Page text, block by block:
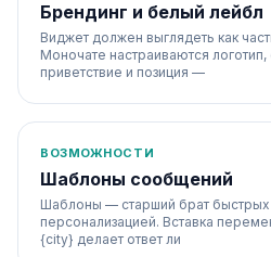
Брендинг и белый лейбл
Виджет должен выглядеть как
Моночате настраиваются
приветствие и позиция —
ВОЗМОЖНОСТИ
Шаблоны сообщений
Шаблоны — старший брат быстрых
персонализацией. Вставка
{city} делает ответ ли